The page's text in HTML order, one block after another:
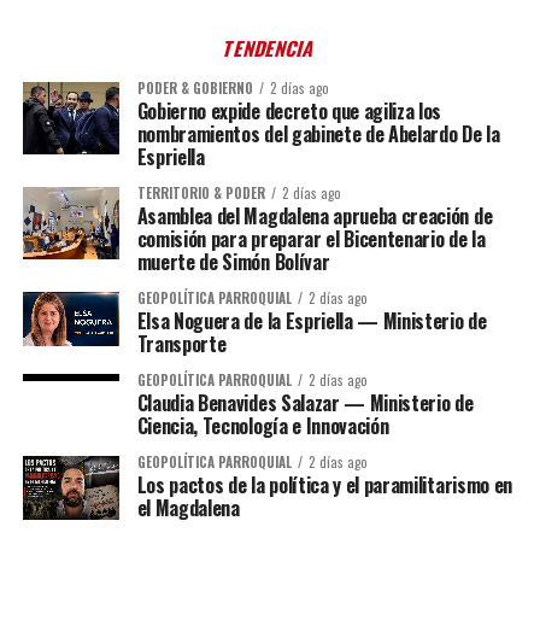
TENDENCIA
PODER & GOBIERNO 2 días ago
Gobierno expide decreto que agiliza los
nombramientos del gabinete de Abelardo De la
Espriella
TERRITORIO & PODER 2 días ago
Asamblea del Magdalena aprueba creación de
comisión para preparar el Bicentenario de la
muerte de Simón Bolívar
GEOPOLÍTICA PARROQUIAL 2 días ago
Elsa Noguera de la Espriella — Ministerio de
Transporte
GEOPOLÍTICA PARROQUIAL 2 días ago
Claudia Benavides Salazar — Ministerio de
Ciencia, Tecnología e Innovación
GEOPOLÍTICA PARROQUIAL 2 días ago
Los pactos de la política y el paramilitarismo en
el Magdalena